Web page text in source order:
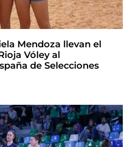
Mendoza llevan el
Vóley al
de Selecciones